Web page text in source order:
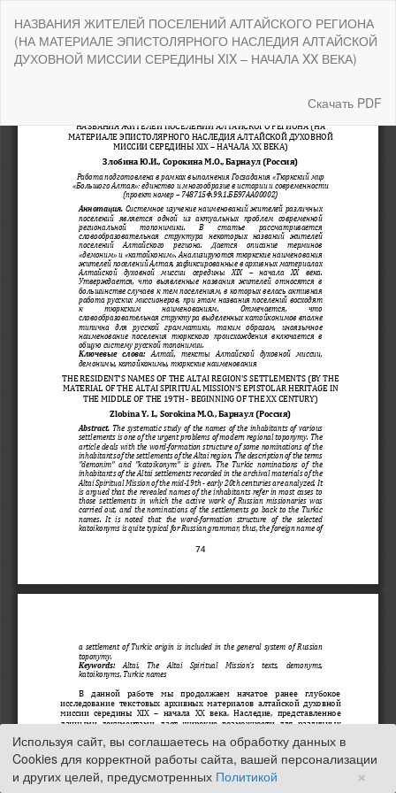
Подробностям
НАЗВАНИЯ ЖИТЕЛЕЙ ПОСЕЛЕНИЙ АЛТАЙСКОГО РЕГИОНА
(НА МАТЕРИАЛЕ ЭПИСТОЛЯРНОГО НАСЛЕДИЯ АЛТАЙСКОЙ
ДУХОВНОЙ МИССИИ СЕРЕДИНЫ XIX – НАЧАЛА XX ВЕКА)
Скачать
Скачать PDF
Используя сайт, вы соглашаетесь на обработку данных в
Cookies для корректной работы сайта, вашей персонализации
и других целей, предусмотренных Политикой ×